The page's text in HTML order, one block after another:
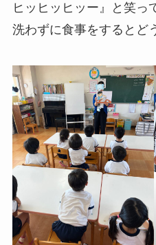
ヒッヒッヒッー』と笑っ
洗わずに食事をするとど